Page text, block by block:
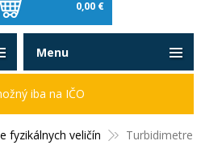
0,00 €
fyzikálnych veličín Turbidimetre
iba na IČO
Menu